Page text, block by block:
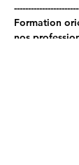
Formation
nos